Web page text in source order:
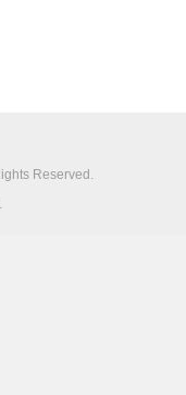
Reserved.